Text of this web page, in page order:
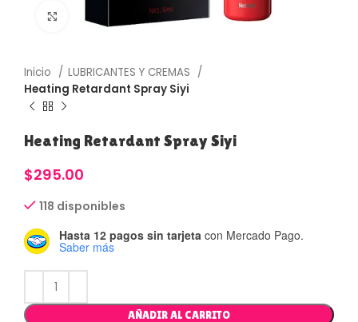
Haga Click para agrandar
Inicio
LUBRICANTES Y CREMAS
Heating Retardant Spray Siyi
Heating Retardant Spray Siyi
$295.00
118 disponibles
Hasta 12 pagos sin tarjeta con Mercado Pago.
Saber más
AÑADIR AL CARRITO